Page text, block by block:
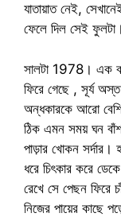
যাতায়াত নেই,
ফেলে দিল সেই
সালটা 1978। এক
ফিরে গেছে , সূর্য
অন্ধকারকে আরো
ঠিক এমন সময় ঘন
পাড়ার খোকন সর্দার।
ধরে চিৎকার করে
রেখে সে পেছন
নিজের পায়ের কাছে